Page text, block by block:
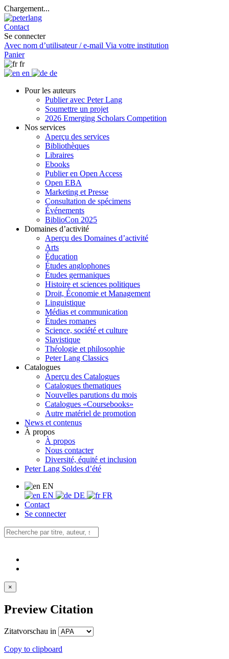
Chargement...
Contact
Se connecter
Avec nom d’utilisateur / e-mail Via votre institution
Panier
fr
en
de
Pour les auteurs
Publier avec Peter Lang
Soumettre un projet
2026 Emerging Scholars Competition
Nos services
Aperçu des services
Bibliothèques
Libraires
Ebooks
Publier en Open Access
Open EBA
Marketing et Presse
Consultation de spécimens
Événements
BiblioCon 2025
Domaines d’activité
Aperçu des Domaines d’activité
Arts
Éducation
Études anglophones
Études germaniques
Histoire et sciences politiques
Droit, Économie et Management
Linguistique
Médias et communication
Études romanes
Science, société et culture
Slavistique
Théologie et philosophie
Peter Lang Classics
Catalogues
Aperçu des Catalogues
Catalogues thematiques
Nouvelles parutions du mois
Catalogues «Coursebooks»
Autre matériel de promotion
News et contenus
À propos
À propos
Nous contacter
Diversité, équité et inclusion
Peter Lang Soldes d’été
EN
EN
DE
FR
Contact
Se connecter
×
Preview Citation
Zitatvorschau in
Copy to clipboard